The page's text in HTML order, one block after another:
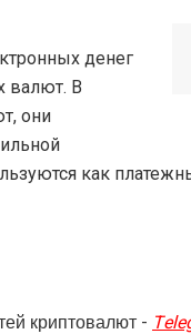
денег
валют. В
они
как
криптовалют -